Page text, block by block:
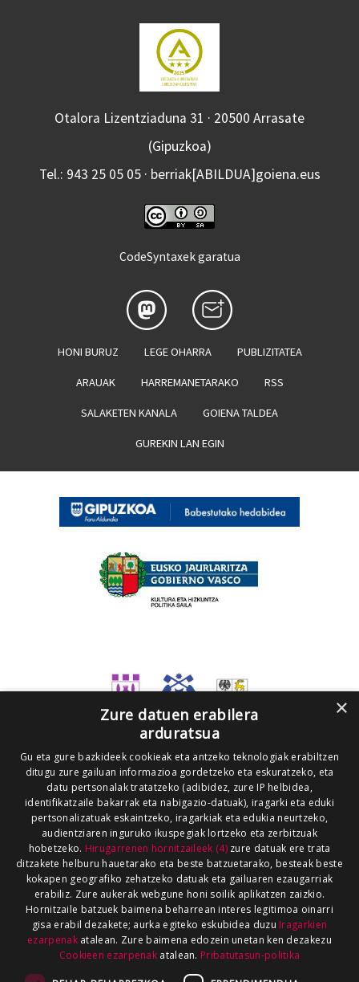
Otalora Lizentziaduna 31 · 20500 Arrasate
(Gipuzkoa)
Tel.: 943 25 05 05 · berriak[ABILDUA]goiena.eus
CodeSyntaxek garatua
HONI BURUZ LEGE OHARRA PUBLIZITATEA
ARAUAK HARREMANETARAKO RSS
SALAKETEN KANALA GOIENA TALDEA
GUREKIN LAN EGIN
×
Zure datuen erabilera
arduratsua
Gu eta gure bazkideek cookieak eta antzeko teknologiak erabiltzen
ditugu zure gailuan informazioa gordetzeko eta eskuratzeko, eta
datu pertsonalak tratatzeko (adibidez, zure IP helbidea,
identifikatzaile bakarrak eta nabigazio-datuak), iragarki eta eduki
pertsonalizatuak eskaintzeko, iragarkiak eta edukia neurtzeko,
audientziaren inguruko ikuspegiak lortzeko eta zerbitzuak
hobetzeko. Hirugarrenen hornitzaileek (4)zure datuak ere trata
ditzakete helburu hauetarako eta beste batzuetarako, besteak beste
kokapen geografiko zehatzeko datuak eta gailuaren ezaugarriak
erabiliz. Zure aukerak webgune honi soilik aplikatzen zaizkio.
Hornitzaile batzuek baimena beharrean interes legitimoa oinarri
gisa erabil dezakete; aurka egiteko eskubidea duzu Iragarkien
ezarpenakatalean. Zure baimena edozein unetan ken dezakezu
Cookieen ezarpenak atalean. Pribatutasun-politika